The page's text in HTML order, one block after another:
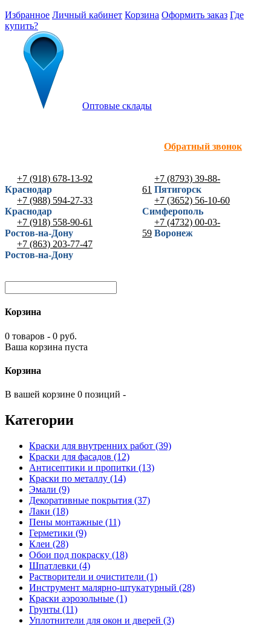
Избранное Личный кабинет Корзина Оформить заказ Где
купить?
Оптовые склады
Обратный звонок
+7 (918) 678-13-92
Краснодар
+7 (988) 594-27-33
Краснодар
+7 (918) 558-90-61
Ростов-на-Дону
+7 (863) 203-77-47
Ростов-на-Дону
+7 (8793) 39-88-
61 Пятигорск
+7 (3652) 56-10-60
Симферополь
+7 (4732) 00-03-
59 Воронеж
Корзина
0 товаров - 0 руб.
Ваша корзина пуста
Корзина
В вашей корзине 0 позиций -
Категории
Краски для внутренних работ (39)
Краски для фасадов (12)
Антисептики и пропитки (13)
Краски по металлу (14)
Эмали (9)
Декоративные покрытия (37)
Лаки (18)
Пены монтажные (11)
Герметики (9)
Клеи (28)
Обои под покраску (18)
Шпатлевки (4)
Растворители и очистители (1)
Инструмент малярно-штукатурный (28)
Краски аэрозольные (1)
Грунты (11)
Уплотнители для окон и дверей (3)